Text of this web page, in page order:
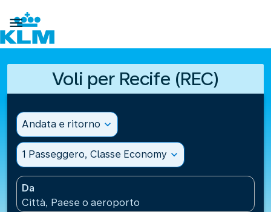

Voli per Recife (REC)
Andata e ritorno expand_more
1 Passeggero, Classe Economy expand_more
Da
Città, Paese o aeroporto